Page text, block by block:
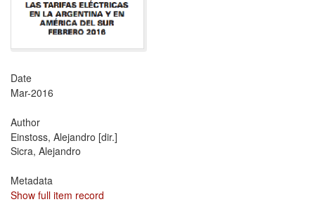
Date
Mar-2016
Author
Einstoss, Alejandro [dir.]
Sicra, Alejandro
Metadata
Show full item record